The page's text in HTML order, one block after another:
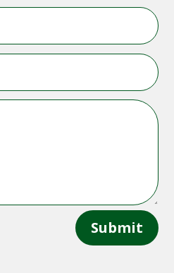
Submit